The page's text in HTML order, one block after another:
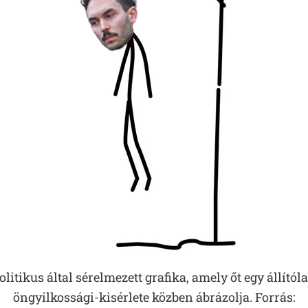
által sérelmezett grafika, amely őt egy
öngyilkossági-kisérlete közben ábrázolja. Forrás: